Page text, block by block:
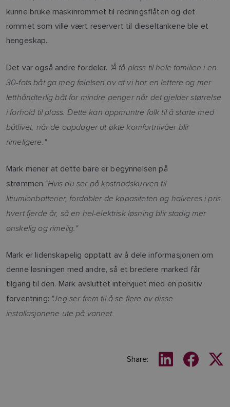
kunne bruke maskinrommet til redningsflåten og det
rommet som ville vært reservert til dieseltankene ble et
hengeskap.
Det var også andre fordeler. "Å få plass til hele familien i en
30-fots båt ga meg følelsen av at vi har en lettere og mer
letthåndterlig båt for mindre penger når det gjelder størrelse
i forhold til plass. Dette kan oppmuntre folk til å starte med
båtlivet, når de oppdager at økte komfortnivåer blir
rimeligere."
Mark mener at dette bare er begynnelsen på
strømmen."Hvis du ser på kostnadskurven til
litiumionbatterier, fordobler de kapasiteten og halveres i pris
hvert fjerde år, så en hel-elektrisk løsning blir stadig mer
ønskelig og rimelig."
Mark er lidenskapelig opptatt av å dele informasjonen om
denne løsningen med andre, så et bredere marked får
tilgang til den. Mark avsluttet intervjuet med en positiv
forventning: "Jeg ser frem til å se flere av disse
installasjonene ute på vannet.
Share: